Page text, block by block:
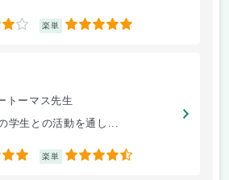
楽単 5
トーマス先生
学生との活動を通し...
楽単 4.5